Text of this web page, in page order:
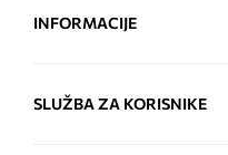
INFORMACIJE
SLUŽBA ZA KORISNIKE